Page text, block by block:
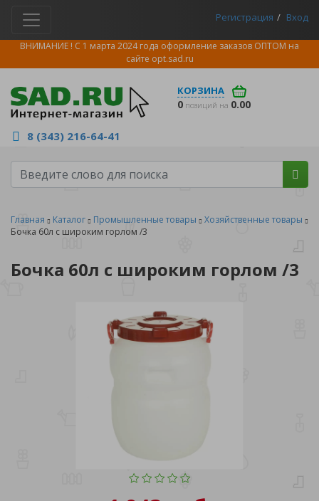
Регистрация Вход
ВНИМАНИЕ ! С 1 марта 2024 года оформление заказов ОПТОМ на
сайте opt.sad.ru
КОРЗИНА
0 позиций на 0.00
8 (343) 216-64-41
Главная Каталог Промышленные товары
Хозяйственные товары
Бочка 60л с широким горлом /3
Бочка 60л с широким горлом /3